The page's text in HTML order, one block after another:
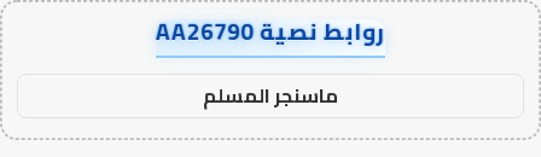
روابط نصية AA26790
ماسنجر المسلم